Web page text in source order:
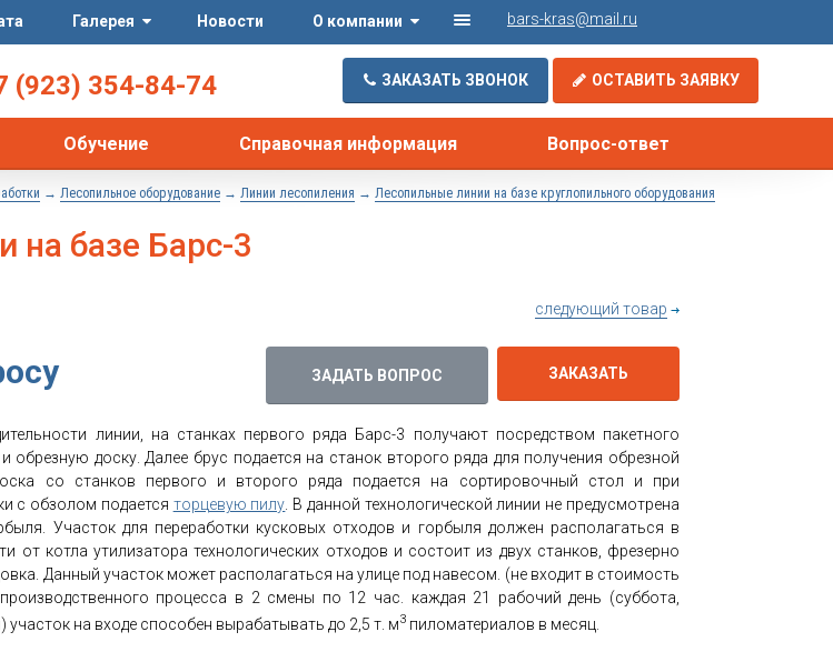
Галерея Новости О компании bars-kras@mail.ru
(923) 354-84-74 ЗАКАЗАТЬ ЗВОНОК ОСТАВИТЬ ЗАЯВКУ
Обучение Справочная информация Вопрос-ответ
→ Лесопильное оборудование → Линии лесопиления → Лесопильные линии на базе круглопильного оборудования
на базе Барс-3
следующий товар
ЗАДАТЬ ВОПРОС ЗАКАЗАТЬ
линии, на станках первого ряда Барс-3 получают посредством пакетного
обрезную доску. Далее брус подается на станок второго ряда для получения обрезной
со станков первого и второго ряда подается на сортировочный стол и при
с обзолом подается торцевую пилу . В данной технологической линии не предусмотрена
Участок для переработки кусковых отходов и горбыля должен располагаться в
от котла утилизатора технологических отходов и состоит из двух станков, фрезерно
Данный участок может располагаться на улице под навесом. (не входит в стоимость
процесса в 2 смены по 12 час. каждая 21 рабочий день (суббота,
участок на входе способен вырабатывать до 2,5 т. м3 пиломатериалов в месяц.